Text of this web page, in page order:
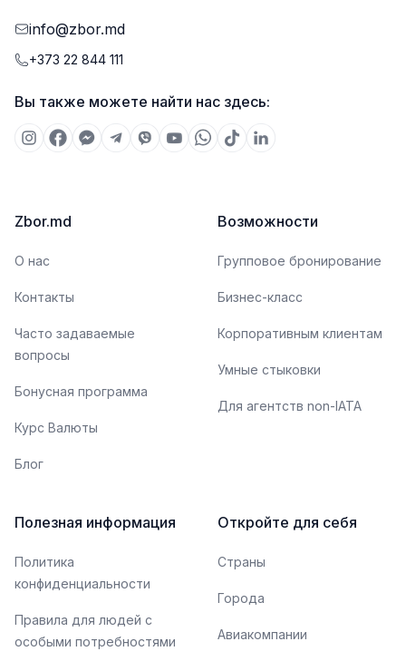
info@zbor.md
+373 22 844 111
Вы также можете найти нас здесь:
Zbor.md
О нас
Контакты
Часто задаваемые
вопросы
Бонусная программа
Курс Валюты
Блог
Возможности
Групповое бронирование
Бизнес-класс
Корпоративным клиентам
Умные стыковки
Для агентств non-IATA
Полезная информация
Политика
конфиденциальности
Правила для людей с
особыми потребностями
Откройте для себя
Страны
Города
Авиакомпании